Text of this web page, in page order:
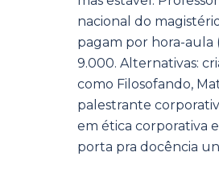
nacional do
pagam por hora-aula
9.000. Alternativas:
como Filosofando,
palestrante
em ética corporativa
porta pra docência